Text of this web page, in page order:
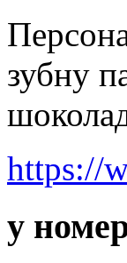
зубну
https://
у